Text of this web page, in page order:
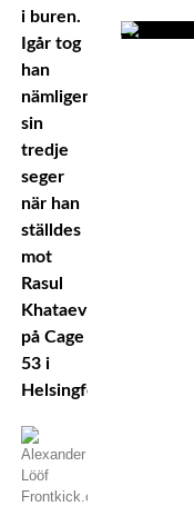
i buren.
Igår tog
han
nämligen
sin
tredje
seger
när han
ställdes
mot
Rasul
Khataev
på Cage
53 i
Helsingfors.